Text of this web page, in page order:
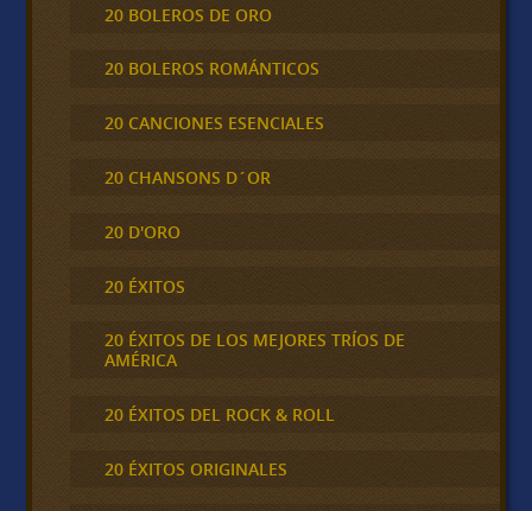
20 BOLEROS DE ORO
20 BOLEROS ROMÁNTICOS
20 CANCIONES ESENCIALES
20 CHANSONS D´OR
20 D'ORO
20 ÉXITOS
20 ÉXITOS DE LOS MEJORES TRÍOS DE
AMÉRICA
20 ÉXITOS DEL ROCK & ROLL
20 ÉXITOS ORIGINALES